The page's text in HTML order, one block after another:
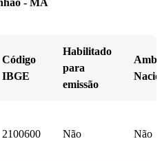
- MA
Código
IBGE
Habilitado
para
emissão
Amb.
2100600 Não Não